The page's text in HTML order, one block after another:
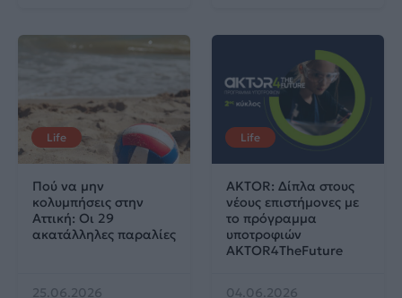
Life
Πού να μην
κολυμπήσεις στην
Αττική: Οι 29
ακατάλληλες παραλίες
25.06.2026
Life
AKTOR: Δίπλα στους
νέους επιστήμονες με
το πρόγραμμα
υποτροφιών
AKTOR4TheFuture
04.06.2026